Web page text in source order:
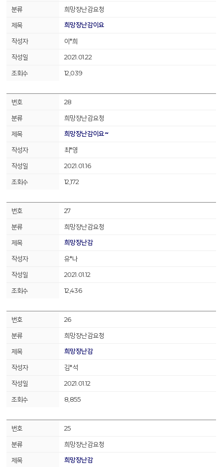
희망장난감요청
희망장난감이요
이*희
2021.01.22
12,039
28
희망장난감요청
희망장난감이요~
최*영
2021.01.16
12,172
27
희망장난감요청
희망장난감
유*나
2021.01.12
12,436
26
희망장난감요청
희망장난감
김*석
2021.01.12
8,855
25
희망장난감요청
희망장난감